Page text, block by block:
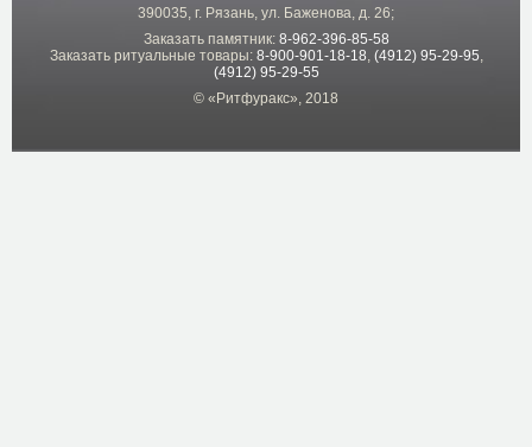
390035, г. Рязань, ул. Баженова, д. 26;
Заказать памятник: 8-962-396-85-58
Заказать ритуальные товары: 8-900-901-18-18 (4912) 95-29-95
(4912) 95-29-55
© «Ритфуракс», 2018